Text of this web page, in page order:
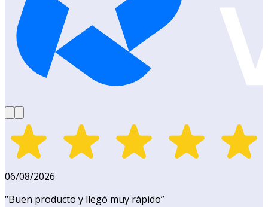
06/08/2026
“Buen producto y llegó muy rápido”